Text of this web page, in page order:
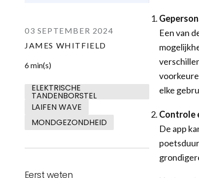
03 SEPTEMBER 2024
JAMES WHITFIELD
6 min(s)
ELEKTRISCHE
TANDENBORSTEL
LAIFEN WAVE
MONDGEZONDHEID
Eerst weten
Een van
elke
Controle
De app